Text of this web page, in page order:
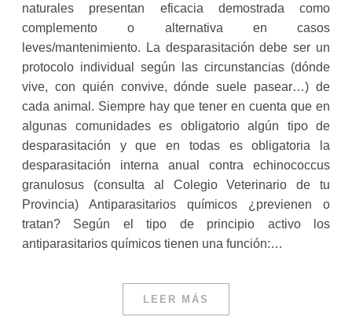
naturales presentan eficacia demostrada como
complemento o alternativa en casos
leves/mantenimiento. La desparasitación debe ser un
protocolo individual según las circunstancias (dónde
vive, con quién convive, dónde suele pasear…) de
cada animal. Siempre hay que tener en cuenta que en
algunas comunidades es obligatorio algún tipo de
desparasitación y que en todas es obligatoria la
desparasitación interna anual contra echinococcus
granulosus (consulta al Colegio Veterinario de tu
Provincia) Antiparasitarios químicos ¿previenen o
tratan? Según el tipo de principio activo los
antiparasitarios químicos tienen una función:…
LEER MÁS